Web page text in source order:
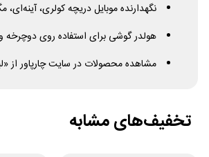
نگهدارنده موبایل دریچه کولری، آینه‌ای،
هولدر گوشی برای استفاده روی دوچرخه
مشاهده محصولات در سایت چارپاور از
تخفیف‌های مشابه